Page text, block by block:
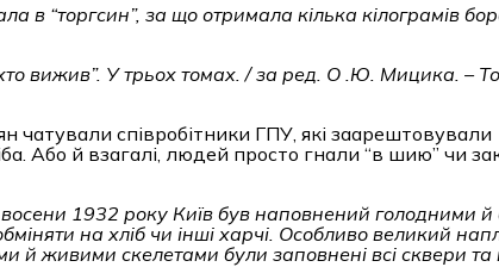
в “торгсин”, за що отримала кілька кілограмів
вижив”. У трьох томах. / за ред. О .Ю. Мицика. –
чатували співробітники ГПУ, які заарештовували
Або й взагалі, людей просто гнали “в шию” чи
1932 року Київ був наповнений голодними
на хліб чи інші харчі. Особливо великий
живими скелетами були заповнені всі сквери та